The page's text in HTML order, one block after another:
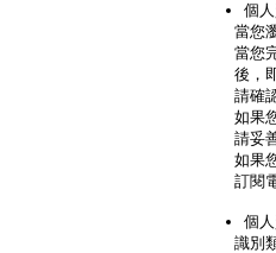
個
當您
當您
後，
請確
如果
請妥
如果
訂閱
個
識別